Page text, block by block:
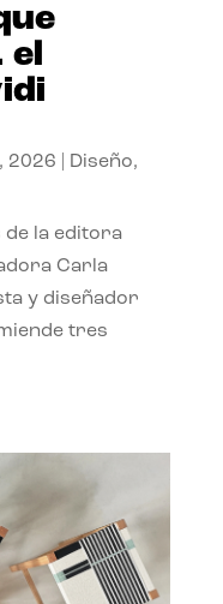
el
2026 Diseño,
de la editora
Carla
y diseñador
tres